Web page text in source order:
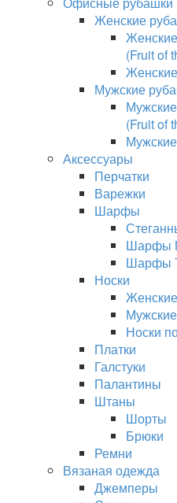
Женские
(Fruit of
Мужские
(Fruit of
Аксессуары
Перчатки
Варежки
Шарфы
Шарфы
Шарфы
Носки
Носки
Платки
Галстуки
Палантины
Штаны
Шорты
Брюки
Ремни
Вязаная одежда
Джемперы